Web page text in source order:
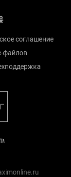
соглашение
файлов